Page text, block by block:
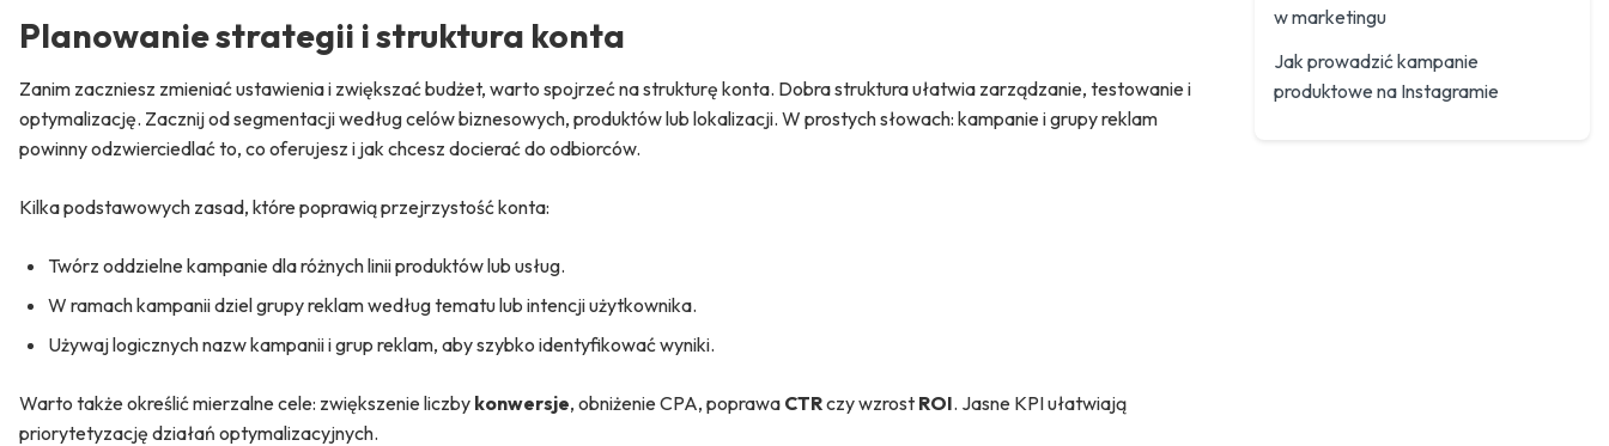
Planowanie strategii i struktura konta
Zanim zaczniesz zmieniać ustawienia i zwiększać budżet, warto spojrzeć na strukturę konta. Dobra struktura ułatwia zarządzanie, testowanie i
optymalizację. Zacznij od segmentacji według celów biznesowych, produktów lub lokalizacji. W prostych słowach: kampanie i grupy reklam
powinny odzwierciedlać to, co oferujesz i jak chcesz docierać do odbiorców.
Kilka podstawowych zasad, które poprawią przejrzystość konta:
Twórz oddzielne kampanie dla różnych linii produktów lub usług.
W ramach kampanii dziel grupy reklam według tematu lub intencji użytkownika.
Używaj logicznych nazw kampanii i grup reklam, aby szybko identyfikować wyniki.
Warto także określić mierzalne cele: zwiększenie liczby konwersje, obniżenie CPA, poprawa CTRczy wzrost ROI. Jasne KPI ułatwiają
priorytetyzację działań optymalizacyjnych.
w marketingu
Jak prowadzić kampanie
produktowe na Instagramie